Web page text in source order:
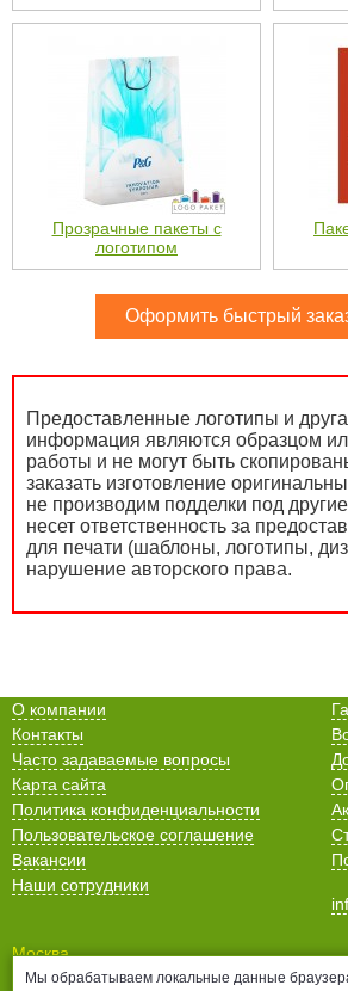
Прозрачные пакеты с
логотипом
Оформить быстрый
Предоставленные логотипы и
информация являются образцом
работы и не могут быть
заказать изготовление
не производим подделки под
несет ответственность за
для печати (шаблоны, логотипы,
нарушение авторского права.
О компании
Контакты
Часто задаваемые вопросы
Карта сайта
Политика конфиденциальности
Пользовательское соглашение
Вакансии
Наши сотрудники
Москва
Санкт-Петербург
Мы обрабатываем локальные данные